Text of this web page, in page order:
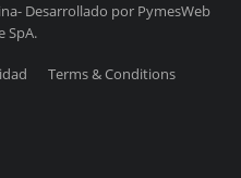
Desarrollado por PymesWeb
SpA.
Terms & Conditions